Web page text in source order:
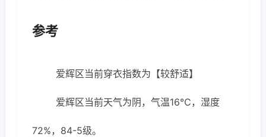
参考
爱辉区当前穿衣指数为【较舒适】
爱辉区当前天气为阴，气温16℃，湿度
72%，84-5级。